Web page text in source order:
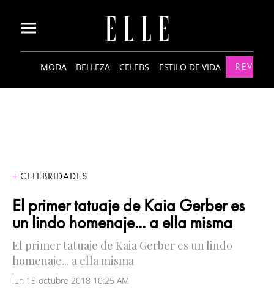
MODA BELLEZA CELEBS ESTILO DE VIDA
CELEBRIDADES
El primer tatuaje de Kaia Gerber es
un lindo homenaje... a ella misma
El primer tatuaje de Kaia Gerber es un lindo
homenaje... a ella misma
lun 15 octubre 2018 10:25 AM